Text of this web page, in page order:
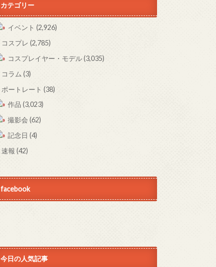
カテゴリー
イベント (2,926)
コスプレ (2,785)
コスプレイヤー・モデル(3,035)
コラム (3)
ポートレート (38)
作品 (3,023)
撮影会 (62)
記念日 (4)
速報 (42)
facebook
今日の人気記事